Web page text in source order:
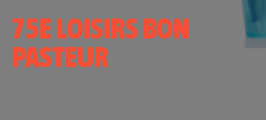
75E LOISIRS BON
PASTEUR